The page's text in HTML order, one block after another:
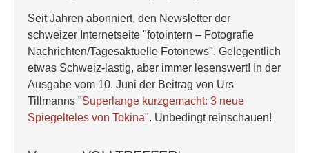
Seit Jahren abonniert, den Newsletter der
schweizer Internetseite "fotointern – Fotografie
Nachrichten/Tagesaktuelle Fotonews". Gelegentlich
etwas Schweiz-lastig, aber immer lesenswert! In der
Ausgabe vom 10. Juni der Beitrag von Urs
Tillmanns "Superlange kurzgemacht: 3 neue
Spiegelteles von Tokina". Unbedingt reinschauen!